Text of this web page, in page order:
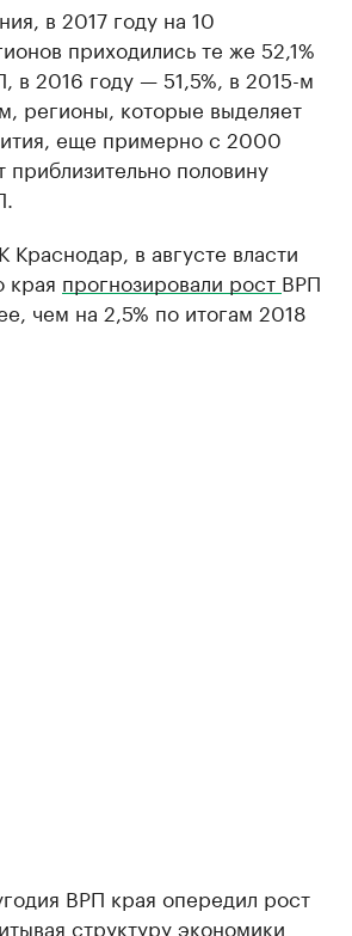
в 2017 году на 10
приходились те же 52,1%
в 2016 году — 51,5%, в 2015-м
регионы, которые выделяет
еще примерно с 2000
половину
Краснодар, в августе власти
края прогнозировали рост ВРП
чем на 2,5% по итогам 2018
ВРП края опередил рост
структуру экономики